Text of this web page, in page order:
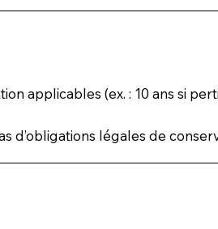
applicables (ex. : 10 ans si
d’obligations légales de